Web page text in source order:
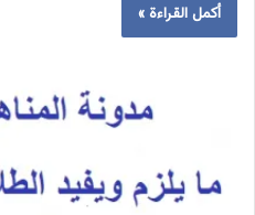
أكمل القراءة »